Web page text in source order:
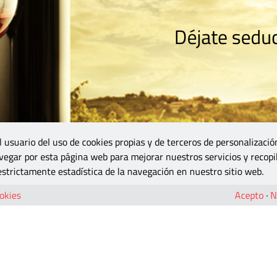
Déjate
del uso de cookies propias y de terceros de
por esta página web para mejorar nuestros servicios y
estadística de la navegación en nuestro sitio web.
Acepto ·